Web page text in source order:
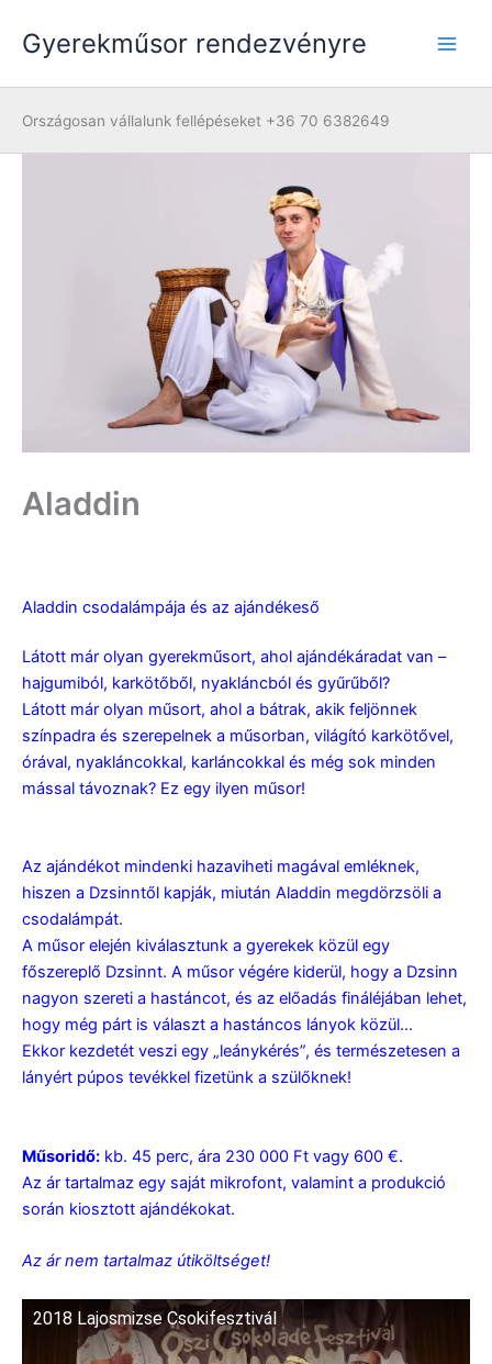
content
Gyerekműsor rendezvényre
Országosan vállalunk fellépéseket +36 70 6382649
Aladdin
Aladdin csodalámpája és az ajándékeső
Látott már olyan gyerekműsort, ahol ajándékáradat van –
hajgumiból, karkötőből, nyakláncból és gyűrűből?
Látott már olyan műsort, ahol a bátrak, akik feljönnek
színpadra és szerepelnek a műsorban, világító karkötővel,
órával, nyakláncokkal, karláncokkal és még sok minden
mással távoznak? Ez egy ilyen műsor!
Az ajándékot mindenki hazaviheti magával emléknek,
hiszen a Dzsinntől kapják, miután Aladdin megdörzsöli a
csodalámpát.
A műsor elején kiválasztunk a gyerekek közül egy
főszereplő Dzsinnt. A műsor végére kiderül, hogy a Dzsinn
nagyon szereti a hastáncot, és az előadás fináléjában lehet,
hogy még párt is választ a hastáncos lányok közül…
Ekkor kezdetét veszi egy „leánykérés”, és természetesen a
lányért púpos tevékkel fizetünk a szülőknek!
Műsoridő: kb. 45 perc, ára 230 000 Ft vagy 600 €.
Az ár tartalmaz egy saját mikrofont, valamint a produkció
során kiosztott ajándékokat.
Az ár nem tartalmaz útiköltséget!
2018 Lajosmizse Csokifesztivál